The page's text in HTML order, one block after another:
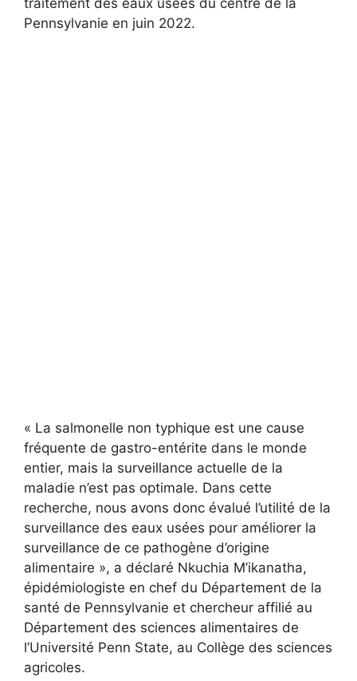
traitement des eaux usées du centre de la
Pennsylvanie en juin 2022.
« La salmonelle non typhique est une cause
fréquente de gastro-entérite dans le monde
entier, mais la surveillance actuelle de la
maladie n’est pas optimale. Dans cette
recherche, nous avons donc évalué l’utilité de la
surveillance des eaux usées pour améliorer la
surveillance de ce pathogène d’origine
alimentaire », a déclaré Nkuchia M’ikanatha,
épidémiologiste en chef du Département de la
santé de Pennsylvanie et chercheur affilié au
Département des sciences alimentaires de
l’Université Penn State, au Collège des sciences
agricoles.